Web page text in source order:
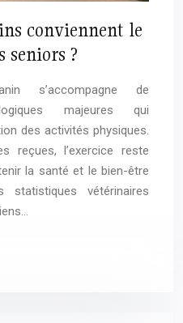
conviennent le
seniors ?
s’accompagne de
majeures qui
des activités physiques.
reçues, l’exercice reste
la santé et le bien-être
vétérinaires